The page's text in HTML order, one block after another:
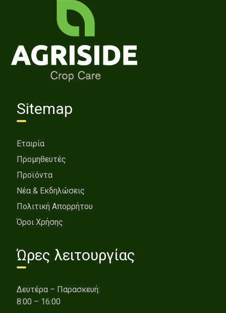
Sitemap
Εταιρία
Προμηθευτές
Προϊόντα
Νέα & Εκδηλώσεις
Πολιτική Απορρήτου
Όροι Χρήσης
Ώρες λειτουργίας
Δευτέρα – Παρασκευή:
8:00 – 16:00